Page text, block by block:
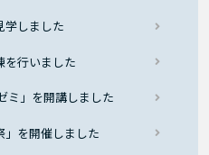
学しました
を行いました
ミ」を開講しました
」を開催しました